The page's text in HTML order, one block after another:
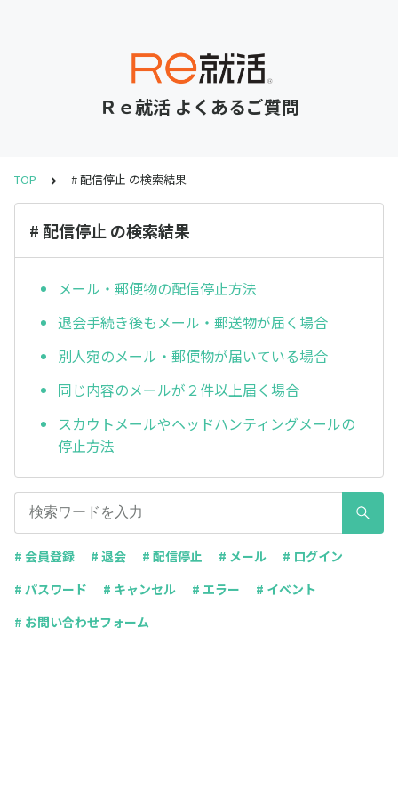
Ｒｅ就活 よくあるご質問
TOP # 配信停止 の検索結果
# 配信停止 の検索結果
メール・郵便物の配信停止方法
退会手続き後もメール・郵送物が届く場合
別人宛のメール・郵便物が届いている場合
同じ内容のメールが２件以上届く場合
スカウトメールやヘッドハンティングメールの
停止方法
# 会員登録 # 退会 # 配信停止 # メール
# ログイン
# パスワード
# キャンセル # エラー
# イベント
# お問い合わせフォーム